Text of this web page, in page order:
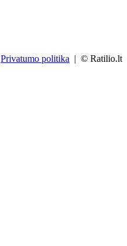
Privatumo politika | © Ratilio.lt